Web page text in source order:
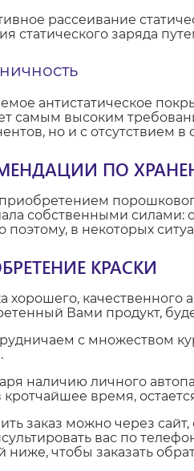
рассеивание
статического заряда
антистатическое
самым высоким
но и с отсутствием
ПО
собственными силами:
поэтому, в некоторых
КРАСКИ
хорошего, качественного
Вами продукт,
с множеством
наличию личного
кротчайшее время,
заказ можно через
вас по
ниже, чтобы заказать